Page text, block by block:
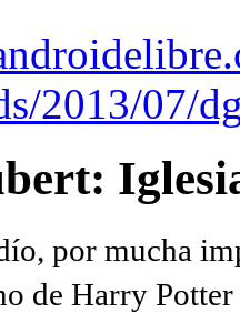
2013/07/
por mucha
de Harry